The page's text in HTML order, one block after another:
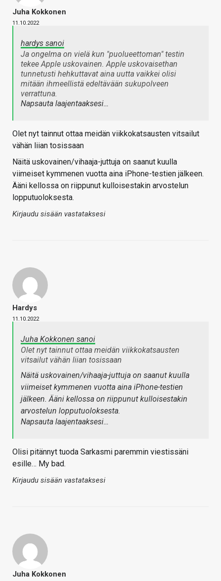
Juha Kokkonen
11.10.2022
hardys sanoi
Ja ongelma on vielä kun "puolueettoman" testin
tekee Apple uskovainen. Apple uskovaisethan
tunnetusti hehkuttavat aina uutta vaikkei olisi
mitään ihmeellistä edeltävään sukupolveen
verrattuna.
Napsauta laajentaaksesi…
Olet nyt tainnut ottaa meidän viikkokatsausten vitsailut
vähän liian tosissaan
Näitä uskovainen/vihaaja-juttuja on saanut kuulla
viimeiset kymmenen vuotta aina iPhone-testien jälkeen.
Ääni kellossa on riippunut kulloisestakin arvostelun
lopputuoloksesta.
Kirjaudu sisään vastataksesi
Hardys
11.10.2022
Juha Kokkonen sanoi
Olet nyt tainnut ottaa meidän viikkokatsausten
vitsailut vähän liian tosissaan
Näitä uskovainen/vihaaja-juttuja on saanut kuulla
viimeiset kymmenen vuotta aina iPhone-testien
jälkeen. Ääni kellossa on riippunut kulloisestakin
arvostelun lopputuoloksesta.
Napsauta laajentaaksesi…
Olisi pitännyt tuoda Sarkasmi paremmin viestissäni
esille… My bad.
Kirjaudu sisään vastataksesi
Juha Kokkonen